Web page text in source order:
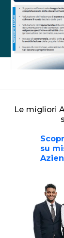
Le migliori
su